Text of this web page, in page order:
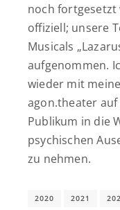
noch fortgesetzt
offiziell; unsere
Musicals
aufgenommen.
wieder mit
agon.theater
Publikum in die
psychischen
zu nehmen.
2020 2021